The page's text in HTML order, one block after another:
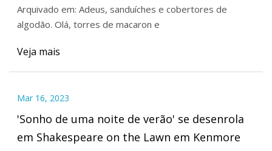
Arquivado em: Adeus, sanduíches e cobertores de
algodão. Olá, torres de macaron e
Veja mais
Mar 16, 2023
'Sonho de uma noite de verão' se desenrola
em Shakespeare on the Lawn em Kenmore